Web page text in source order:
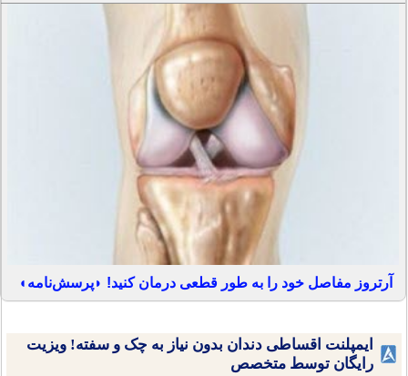
آرتروز مفاصل خود را به طور قطعی درمان کنید! ◗پرسش‌نامه◖
ایمپلنت اقساطی دندان بدون نیاز به چک و سفته! ویزیت
رایگان توسط متخصص